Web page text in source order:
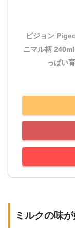
ピジョン
ニマル柄
っぱい
ミルクの味